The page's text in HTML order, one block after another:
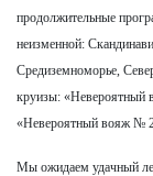
продолжительные
неизменной:
Средиземноморье,
круизы: «Невероятный
«Невероятный вояж №
Мы ожидаем удачный